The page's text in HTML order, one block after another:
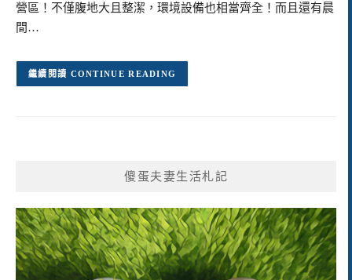
營區！不僅腹地大且整潔，環境設備也相當齊全！而且還有晨
間…
CONTINUE READING
傻蛋夫妻生活札記